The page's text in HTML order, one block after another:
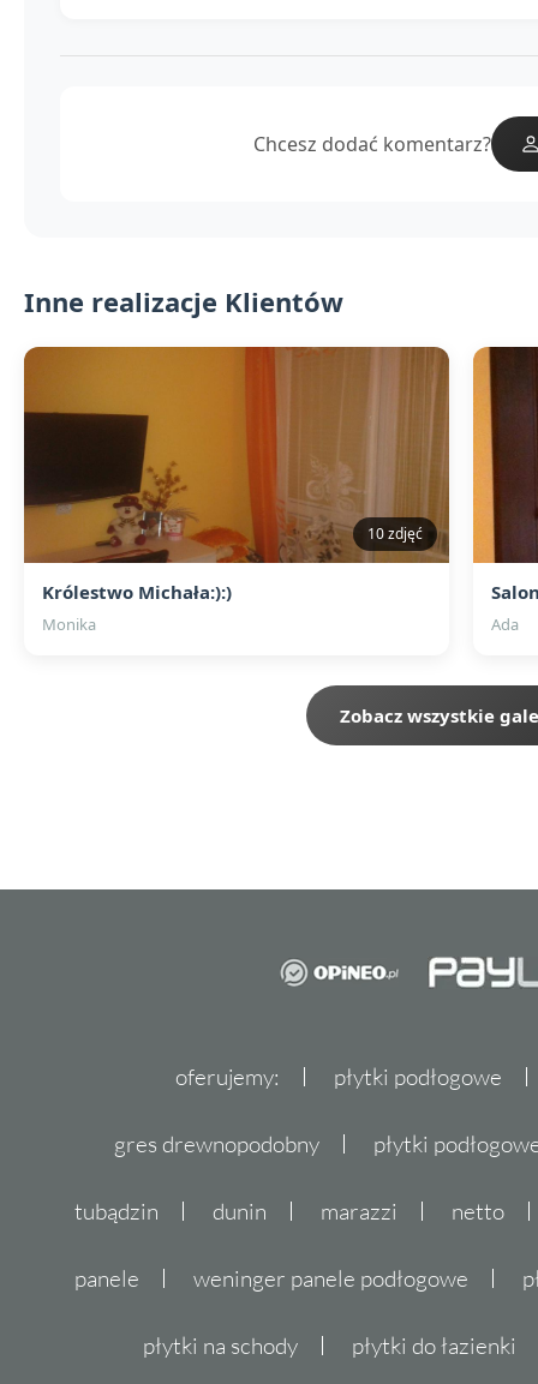
Chcesz dodać komentarz?
Inne realizacje Klientów
10 zdjęć
Królestwo Michała:):)
Monika Ada
Zobacz wszystkie
oferujemy: płytki podłogowe
gres drewnopodobny płytki
tubądzin dunin marazzi netto
panele weninger panele podłogowe
płytki na schody płytki do łazienki